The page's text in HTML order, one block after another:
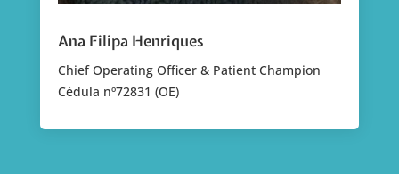
Ana Filipa Henriques
Chief Operating Officer & Patient Champion
Cédula nº72831 (OE)